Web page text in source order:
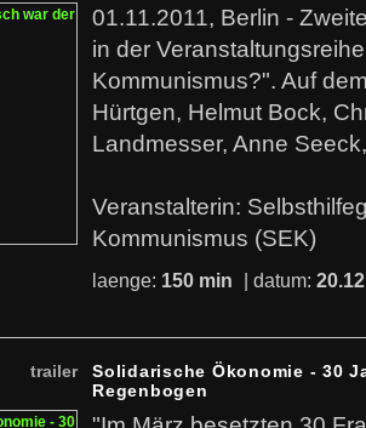
01.11.2011, Berlin -
in der
Kommunismus?". Auf
Hürtgen, Helmut Bock,
Landmesser, Anne
Veranstalterin:
Kommunismus (SEK)
laenge: 150 min | datum:
trailer
Solidarische Ökonomie - 30
Regenbogen